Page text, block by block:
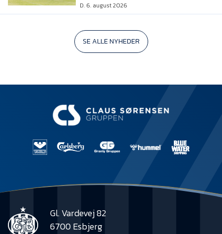
D. 6. august 2026
SE ALLE NYHEDER
Gl. Vardevej 82
6700 Esbjerg